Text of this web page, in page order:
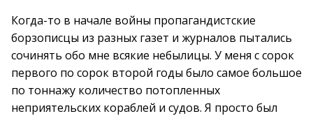
Когда-то в начале войны пропагандистские
борзописцы из разных газет и журналов пытались
сочинять обо мне всякие небылицы. У меня с сорок
первого по сорок второй годы было самое большое
по тоннажу количество потопленных
неприятельских кораблей и судов. Я просто был